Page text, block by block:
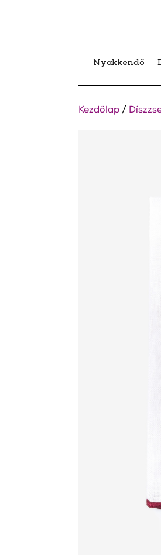
Nyakkendő
Kezdőlap /